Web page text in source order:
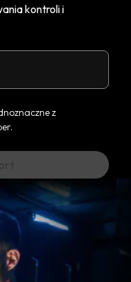
kontroli i
z